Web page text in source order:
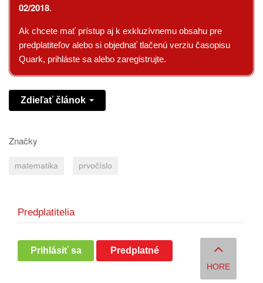
02/2018.
Ak chcete mať prístup aj k exkluzívnemu obsahu pre
predplatiteľov alebo si objednať tlačenú verziu časopisu
Quark, prihláste sa alebo zaregistrujte.
Zdieľať článok
Značky
matematika prvočíslo
Predplatitelia
Prihlásiť sa Predplatné
HORE